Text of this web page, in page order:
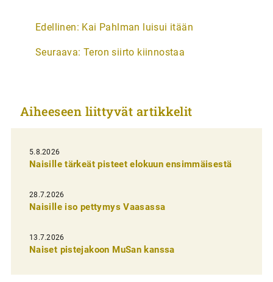
A
t
k
e
l
i
e
n
e
Edellinen: Kai Pahlman luisui itään
Seuraava: Teron siirto kiinnostaa
Aiheeseen liittyvät artikkelit
5.8.2026
Naisille tärkeät pisteet elokuun ensimmäisestä
28.7.2026
Naisille iso pettymys Vaasassa
13.7.2026
Naiset pistejakoon MuSan kanssa